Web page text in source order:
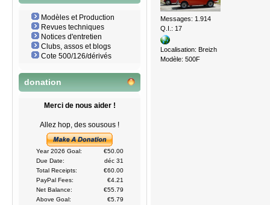
Modèles et Production
Revues techniques
Notices d'entretien
Clubs, assos et blogs
Cote 500/126/dérivés
donation
Merci de nous aider !
Allez hop, des sousous !
Year 2026 Goal:
€50.00
Due Date:
déc 31
Total Receipts:
€60.00
PayPal Fees:
€4.21
Net Balance:
€55.79
Above Goal:
€5.79
Messages: 1.914
Q.I.: 17
Localisation: Breizh
Modèle: 500F